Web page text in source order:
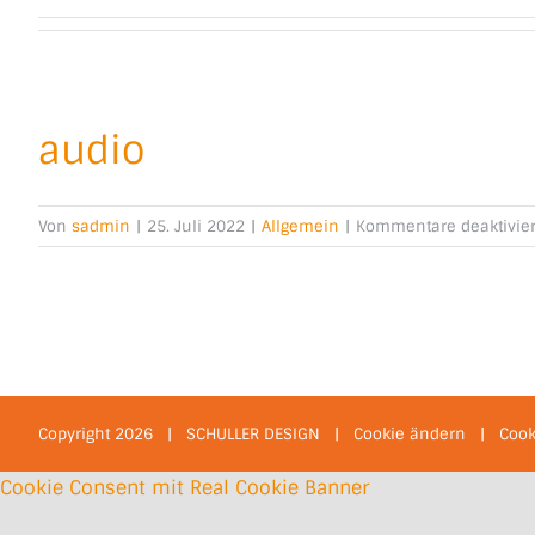
audio
Von sadmin | 25. Juli 2022 | Allgemein | Kommentare
Copyright 2026 | SCHULLER DESIGN | Cookie ändern |
Cookie Consent mit Real Cookie Banner